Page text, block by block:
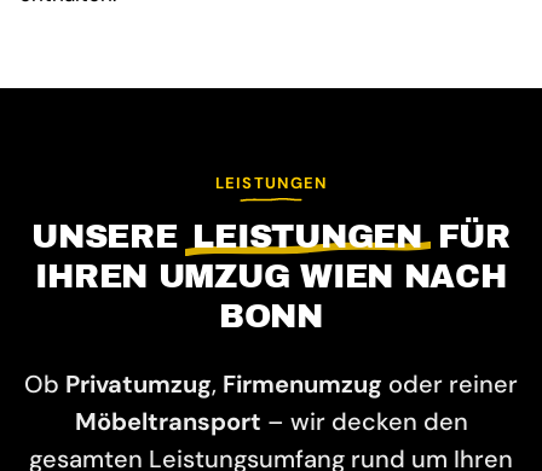
LEISTUNGEN
UNSERE LEISTUNGENFÜR
IHREN UMZUG WIEN NACH
BONN
Ob Privatumzug, Firmenumzug oder reiner
Möbeltransport – wir decken den
gesamten Leistungsumfang rund um Ihren